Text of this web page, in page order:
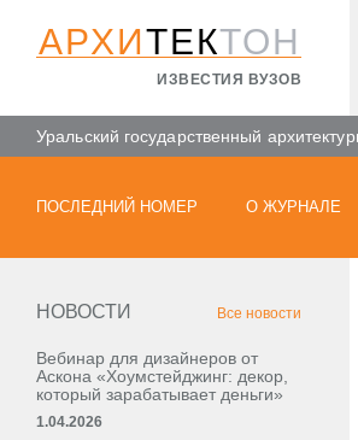
АРХИТЕКТОН
ИЗВЕСТИЯ ВУЗОВ
Уральский государственный
ПОСЛЕДНИЙ НОМЕР О ЖУРНАЛЕ
НОВОСТИ Все новости
Вебинар для дизайнеров от
Аскона «Хоумстейджинг: декор,
который зарабатывает деньги»
1.04.2026